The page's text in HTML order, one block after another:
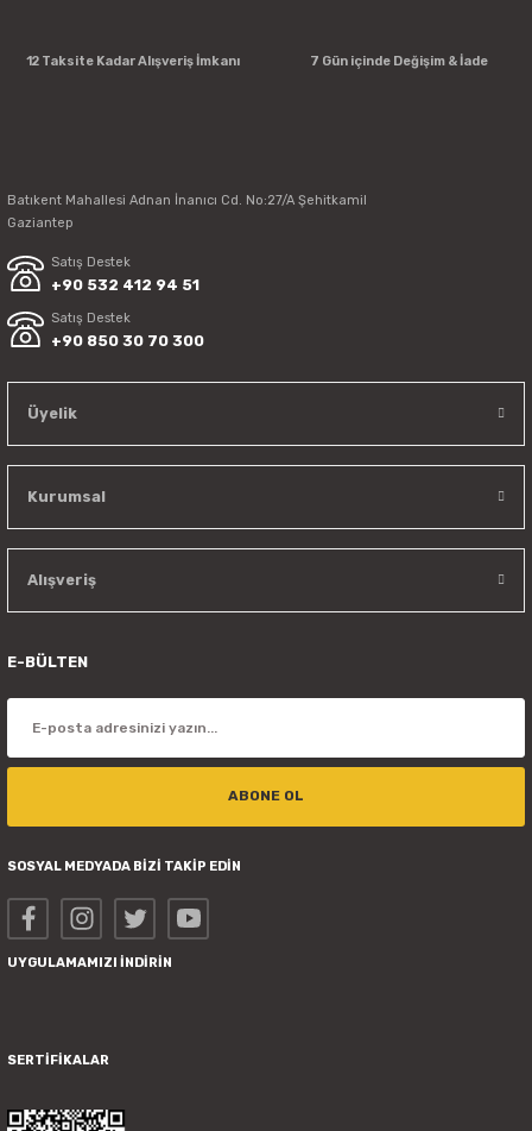
3.654,82 TL
12 Taksite Kadar Alışveriş İmkanı 7 Gün içinde Değişim & İade
Batıkent Mahallesi Adnan İnanıcı Cd. No:27/A Şehitkamil
Gaziantep
Satış Destek
+90 532 412 94 51
Satış Destek
+90 850 30 70 300
Üyelik
Kurumsal
Alışveriş
E-BÜLTEN
ABONE OL
SOSYAL MEDYADA BİZİ TAKİP EDİN
UYGULAMAMIZI İNDİRİN
SERTİFİKALAR